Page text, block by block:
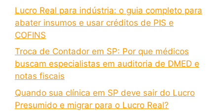
Lucro Real para indústria: o guia completo para
abater insumos e usar créditos de PIS e
COFINS
Troca de Contador em SP: Por que médicos
buscam especialistas em auditoria de DMED e
notas fiscais
Quando sua clínica em SP deve sair do Lucro
Presumido e migrar para o Lucro Real?